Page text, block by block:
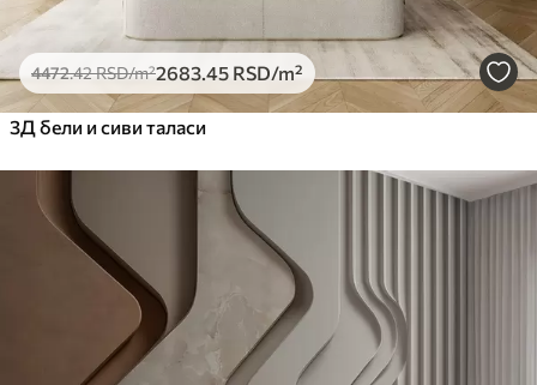
4472.42RSD/m²2683.45 RSD/m²
3Д бели и сиви таласи